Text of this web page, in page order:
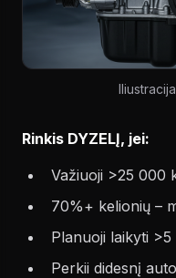
Rinkis DYZELĮ, jei:
Važiuoji >25 000
70%+ kelionių –
Planuoji laikyti >5
Perkii didesnį